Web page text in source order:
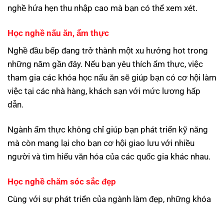
nghề hứa hẹn thu nhập cao mà bạn có thể xem xét.
Học nghề nấu ăn, ẩm thực
Nghề đầu bếp đang trở thành một xu hướng hot trong
những năm gần đây. Nếu bạn yêu thích ẩm thực, việc
tham gia các khóa học nấu ăn sẽ giúp bạn có cơ hội làm
việc tại các nhà hàng, khách sạn với mức lương hấp
dẫn.
Ngành ẩm thực không chỉ giúp bạn phát triển kỹ năng
mà còn mang lại cho bạn cơ hội giao lưu với nhiều
người và tìm hiểu văn hóa của các quốc gia khác nhau.
Học nghề chăm sóc sắc đẹp
Cùng với sự phát triển của ngành làm đẹp, những khóa